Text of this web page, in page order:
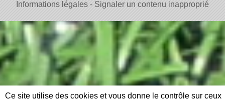
Informations légales
Signaler un contenu inapproprié
Ce site utilise des cookies et vous donne le contrôle sur ceux